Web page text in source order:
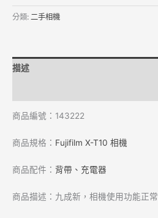
分類: 二手相機
描述
商品編號：143222
商品規格： Fujifilm X-T10 相機
商品配件： 背帶、充電器
商品描述：九成新，相機使用功能正常